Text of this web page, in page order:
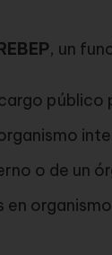
, un
o de un